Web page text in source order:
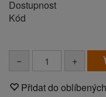
Dostupnost
Kód
− +
Přidat do oblíbených